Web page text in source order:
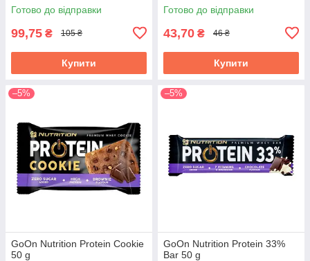
Готово до відправки
99,75 ₴ 105 ₴
Купити
Готово до відправки
43,70 ₴ 46 ₴
Купити
–5%
GoOn Nutrition Protein Cookie
50 g
–5%
GoOn Nutrition Protein 33%
Bar 50 g